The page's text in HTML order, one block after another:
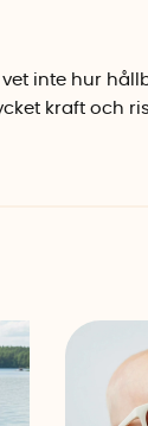
i ett 2-pack i
visar
inte hur
kraft och